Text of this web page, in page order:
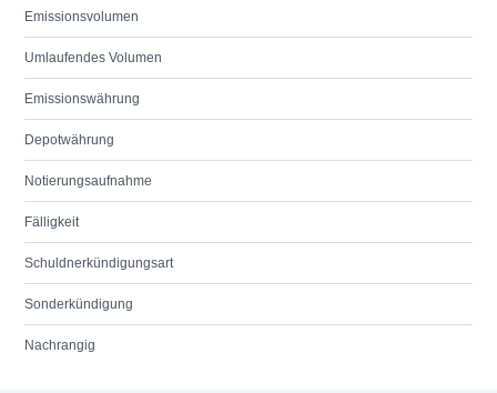
Emissionsvolumen
Umlaufendes Volumen
Emissionswährung
Depotwährung
Notierungsaufnahme
Fälligkeit
Schuldnerkündigungsart
Sonderkündigung
Nachrangig